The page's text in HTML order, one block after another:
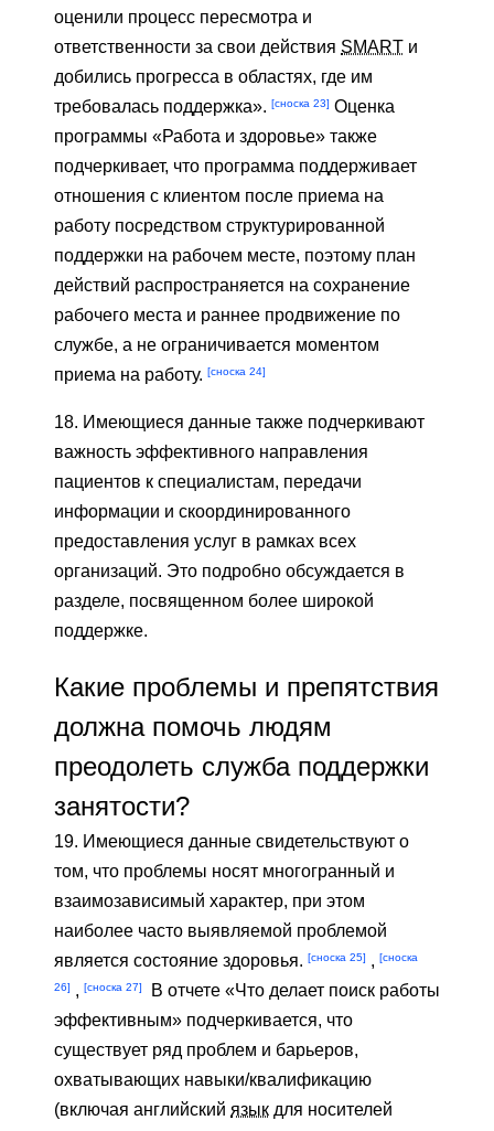
оценили процесс пересмотра и
ответственности за свои действия SMART и
добились прогресса в областях, где им
требовалась поддержка». [сноска 23] Оценка
программы «Работа и здоровье» также
подчеркивает, что программа поддерживает
отношения с клиентом после приема на
работу посредством структурированной
поддержки на рабочем месте, поэтому план
действий распространяется на сохранение
рабочего места и раннее продвижение по
службе, а не ограничивается моментом
приема на работу. [сноска 24]
18. Имеющиеся данные также подчеркивают
важность эффективного направления
пациентов к специалистам, передачи
информации и скоординированного
предоставления услуг в рамках всех
организаций. Это подробно обсуждается в
разделе, посвященном более широкой
поддержке.
Какие проблемы и препятствия
должна помочь людям
преодолеть служба поддержки
занятости?
19. Имеющиеся данные свидетельствуют о
том, что проблемы носят многогранный и
взаимозависимый характер, при этом
наиболее часто выявляемой проблемой
является состояние здоровья. [сноска 25] , [сноска
26] , [сноска 27]
В отчете «Что делает поиск работы
эффективным» подчеркивается, что
существует ряд проблем и барьеров,
охватывающих навыки/квалификацию
(включая английский язык для носителей